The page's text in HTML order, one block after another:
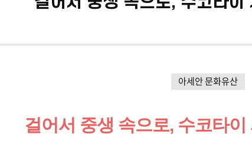
아세안 문화유산
걸어서 중생 속으로, 수코타